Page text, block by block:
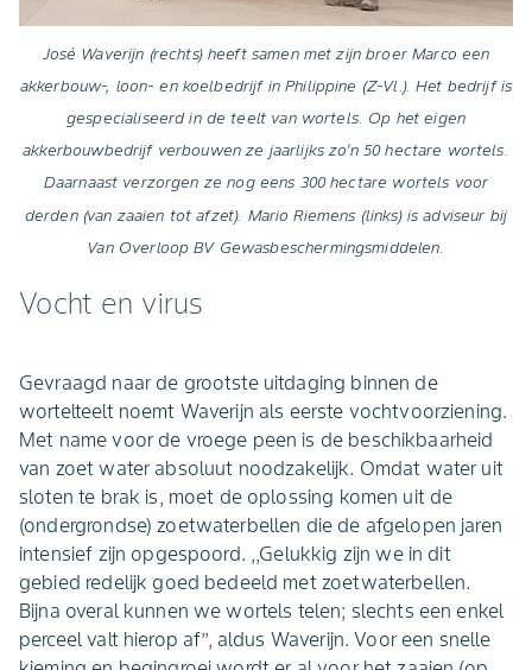
José Waverijn (rechts) heeft samen met zijn broer Marco een
akkerbouw-, loon- en koelbedrijf in Philippine (Z-Vl.). Het bedrijf is
gespecialiseerd in de teelt van wortels. Op het eigen
akkerbouwbedrijf verbouwen ze jaarlijks zo’n 50 hectare wortels.
Daarnaast verzorgen ze nog eens 300 hectare wortels voor
derden (van zaaien tot afzet). Mario Riemens (links) is adviseur bij
Van Overloop BV Gewasbeschermingsmiddelen.
Vocht en virus
Gevraagd naar de grootste uitdaging binnen de
wortelteelt noemt Waverijn als eerste vochtvoorziening.
Met name voor de vroege peen is de beschikbaarheid
van zoet water absoluut noodzakelijk. Omdat water uit
sloten te brak is, moet de oplossing komen uit de
(ondergrondse) zoetwaterbellen die de afgelopen jaren
intensief zijn opgespoord. ,,Gelukkig zijn we in dit
gebied redelijk goed bedeeld met zoetwaterbellen.
Bijna overal kunnen we wortels telen; slechts een enkel
perceel valt hierop af’’, aldus Waverijn. Voor een snelle